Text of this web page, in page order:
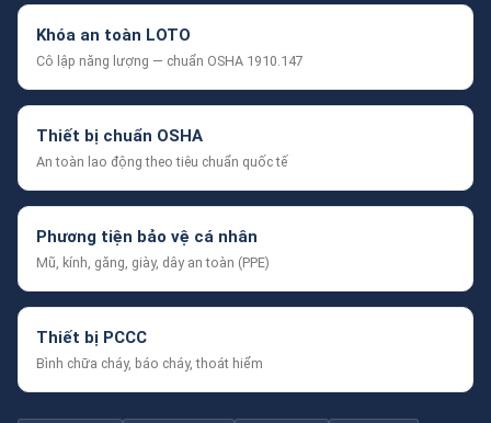
Khóa an toàn LOTO
Cô lập năng lượng — chuẩn OSHA 1910.147
Thiết bị chuẩn OSHA
An toàn lao động theo tiêu chuẩn quốc tế
Phương tiện bảo vệ cá nhân
Mũ, kính, găng, giày, dây an toàn (PPE)
Thiết bị PCCC
Bình chữa cháy, báo cháy, thoát hiểm